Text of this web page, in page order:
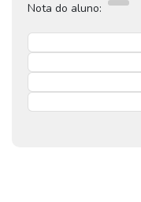
Nota do aluno: